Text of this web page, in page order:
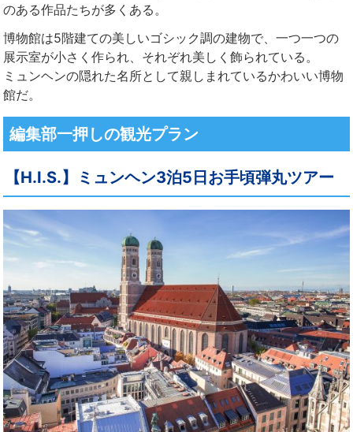
のある作品たちが多くある。
博物館は5階建ての美しいゴシック調の建物で、一つ一つの
展示室が小さく作られ、それぞれ美しく飾られている。
ミュンヘンの隠れた名所として親しまれているかわいい博物
館だ。
編集部一押しの観光プラン
【H.I.S.】ミュンヘン3泊5日お手頃弾丸ツアー